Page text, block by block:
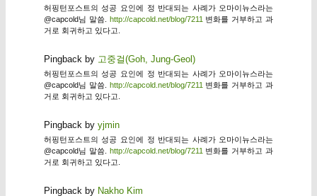
허핑턴포스트의 성공 요인에 정 반대되는 사례가 오마이뉴스라는
@capcold님 말씀. http://capcold.net/blog/7211 변화를 거부하고 과
거로 회귀하고 있다고.
Pingback by 고중걸(Goh, Jung-Geol)
허핑턴포스트의 성공 요인에 정 반대되는 사례가 오마이뉴스라는
@capcold님 말씀. http://capcold.net/blog/7211 변화를 거부하고 과
거로 회귀하고 있다고.
Pingback by yjmin
허핑턴포스트의 성공 요인에 정 반대되는 사례가 오마이뉴스라는
@capcold님 말씀.
http://capcold.net/blog/7211 변화를 거부하고 과
거로 회귀하고 있다고.
Pingback by Nakho Kim